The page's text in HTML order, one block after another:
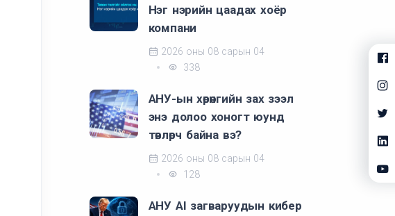
Нэг нэрийн цаадах хоёр
компани
2026 оны 08 сарын 04
338
АНУ-ын хөрөнгийн зах зээл
энэ долоо хоногт юунд
төвлөрч байна вэ?
2026 оны 08 сарын 04
128
АНУ AI загваруудын кибер